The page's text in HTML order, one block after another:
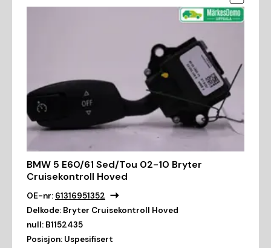
BMW 5 E60/61 Sed/Tou 02-10 Bryter
Cruisekontroll Hoved
OE-nr: 61316951352
Delkode: Bryter Cruisekontroll Hoved
null: B1152435
Posisjon: Uspesifisert